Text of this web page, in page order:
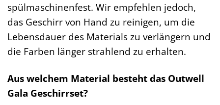
spülmaschinenfest. Wir empfehlen jedoch,
das Geschirr von Hand zu reinigen, um die
Lebensdauer des Materials zu verlängern und
die Farben länger strahlend zu erhalten.
Aus welchem Material besteht das Outwell
Gala Geschirrset?